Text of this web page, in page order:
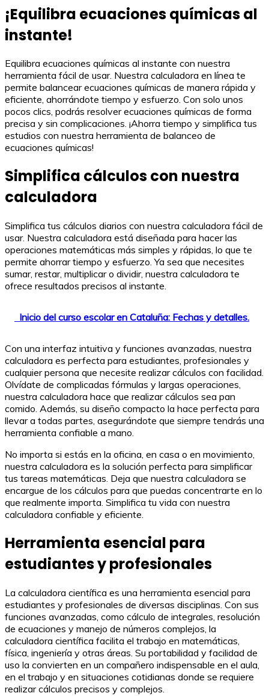
¡Equilibra ecuaciones químicas al
instante!
Equilibra ecuaciones químicas al instante con nuestra
herramienta fácil de usar. Nuestra calculadora en línea te
permite balancear ecuaciones químicas de manera rápida y
eficiente, ahorrándote tiempo y esfuerzo. Con solo unos
pocos clics, podrás resolver ecuaciones químicas de forma
precisa y sin complicaciones. ¡Ahorra tiempo y simplifica tus
estudios con nuestra herramienta de balanceo de
ecuaciones químicas!
Simplifica cálculos con nuestra
calculadora
Simplifica tus cálculos diarios con nuestra calculadora fácil de
usar. Nuestra calculadora está diseñada para hacer las
operaciones matemáticas más simples y rápidas, lo que te
permite ahorrar tiempo y esfuerzo. Ya sea que necesites
sumar, restar, multiplicar o dividir, nuestra calculadora te
ofrece resultados precisos al instante.
Inicio del curso escolar en Cataluña: Fechas y detalles.
Con una interfaz intuitiva y funciones avanzadas, nuestra
calculadora es perfecta para estudiantes, profesionales y
cualquier persona que necesite realizar cálculos con facilidad.
Olvídate de complicadas fórmulas y largas operaciones,
nuestra calculadora hace que realizar cálculos sea pan
comido. Además, su diseño compacto la hace perfecta para
llevar a todas partes, asegurándote que siempre tendrás una
herramienta confiable a mano.
No importa si estás en la oficina, en casa o en movimiento,
nuestra calculadora es la solución perfecta para simplificar
tus tareas matemáticas. Deja que nuestra calculadora se
encargue de los cálculos para que puedas concentrarte en lo
que realmente importa. Simplifica tu vida con nuestra
calculadora confiable y eficiente.
Herramienta esencial para
estudiantes y profesionales
La calculadora científica es una herramienta esencial para
estudiantes y profesionales de diversas disciplinas. Con sus
funciones avanzadas, como cálculo de integrales, resolución
de ecuaciones y manejo de números complejos, la
calculadora científica facilita el trabajo en matemáticas,
física, ingeniería y otras áreas. Su portabilidad y facilidad de
uso la convierten en un compañero indispensable en el aula,
en el trabajo y en situaciones cotidianas donde se requiere
realizar cálculos precisos y complejos.